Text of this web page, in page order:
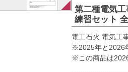
第二種電気
練習セット
電工石火 電気工
※2025年と2026
※この商品は